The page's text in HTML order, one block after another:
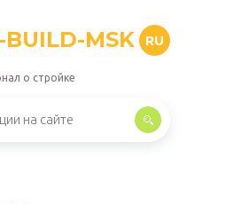
BUILD-MSK RU
о стройке